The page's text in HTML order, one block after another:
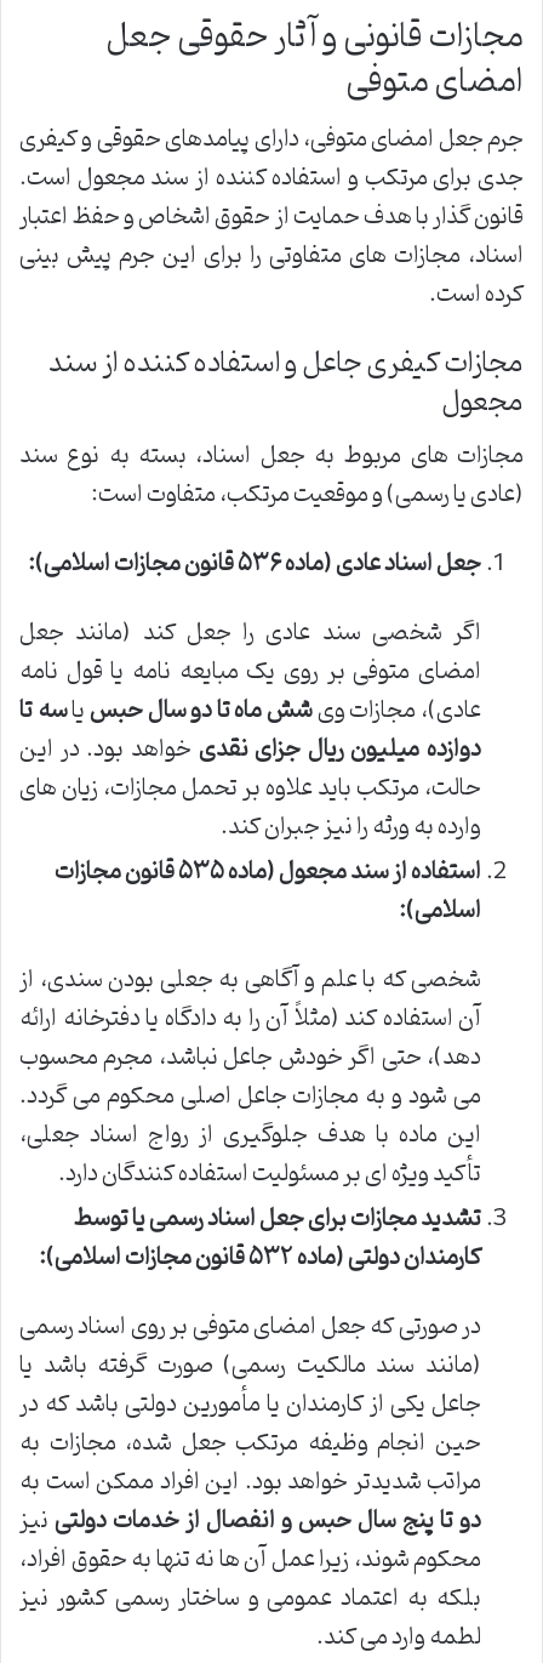
مجازات قانونی و آثار حقوقی جعل
امضای متوفی
جرم جعل امضای متوفی، دارای پیامدهای حقوقی و کیفری
جدی برای مرتکب و استفاده کننده از سند مجعول است.
قانون گذار با هدف حمایت از حقوق اشخاص و حفظ اعتبار
اسناد، مجازات های متفاوتی را برای این جرم پیش بینی
کرده است.
مجازات کیفری جاعل و استفاده کننده از سند
مجعول
مجازات های مربوط به جعل اسناد، بسته به نوع سند
(عادی یا رسمی) و موقعیت مرتکب، متفاوت است:
جعل اسناد عادی (ماده ۵۳۶ قانون مجازات اسلامی):
اگر شخصی سند عادی را جعل کند (مانند جعل
امضای متوفی بر روی یک مبایعه نامه یا قول نامه
عادی)، مجازات ویشش ماه تا دو سال حبسیاسه تا
دوازده میلیون ریال جزای نقدی خواهد بود. در این
حالت، مرتکب باید علاوه بر تحمل مجازات، زیان های
وارده به ورثه را نیز جبران کند.
استفاده از سند مجعول (ماده ۵۳۵ قانون مجازات
اسلامی):
شخصی که با علم و آگاهی به جعلی بودن سندی، از
آن استفاده کند (مثلاً آن را به دادگاه یا دفترخانه ارائه
دهد)، حتی اگر خودش جاعل نباشد، مجرم محسوب
می شود و به مجازات جاعل اصلی محکوم می گردد.
این ماده با هدف جلوگیری از رواج اسناد جعلی،
تأکید ویژه ای بر مسئولیت استفاده کنندگان دارد.
تشدید مجازات برای جعل اسناد رسمی یا توسط
کارمندان دولتی (ماده ۵۳۲ قانون مجازات اسلامی):
در صورتی که جعل امضای متوفی بر روی اسناد رسمی
(مانند سند مالکیت رسمی) صورت گرفته باشد یا
جاعل یکی از کارمندان یا مأمورین دولتی باشد که در
حین انجام وظیفه مرتکب جعل شده، مجازات به
مراتب شدیدتر خواهد بود. این افراد ممکن است به
دو تا پنج سال حبس و انفصال از خدمات دولتینیز
محکوم شوند، زیرا عمل آن ها نه تنها به حقوق افراد،
بلکه به اعتماد عمومی و ساختار رسمی کشور نیز
لطمه وارد می کند.